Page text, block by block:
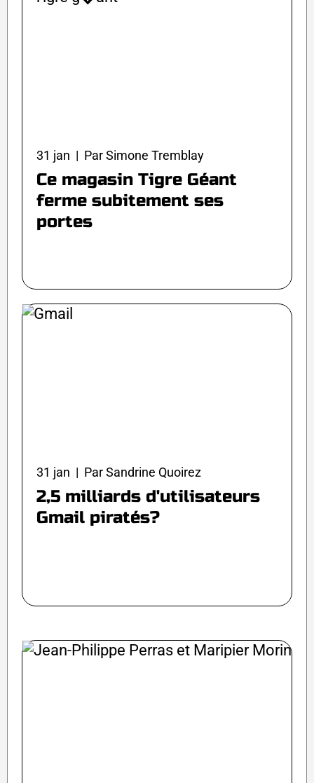
31 jan | Par Simone Tremblay
Ce magasin Tigre Géant
ferme subitement ses
portes
31 jan | Par Sandrine Quoirez
2,5 milliards d'utilisateurs
Gmail piratés?